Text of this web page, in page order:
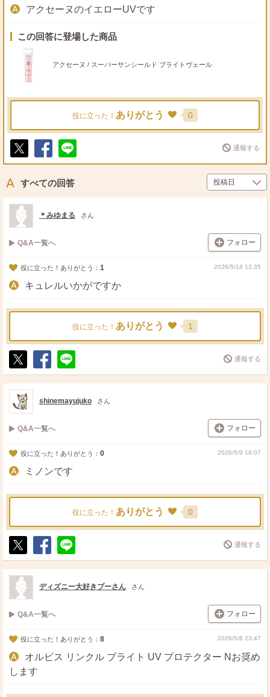
アクセーヌのイエローUVです
この回答に登場した商品
アクセーヌ / スーパーサンシールド ブライトヴェール
役に立った！ ありがとう 0
ポ
ト
シ
ア
送
通報する
すべての回答
＊みゆまる さん
Q&A一覧へ フォロー
役に立った！ありがとう： 1 2026/5/18 12:35
キュレルいかがですか
役に立った！ ありがとう 1
ポ
ス
ト
シ
ェ
送
る
通報する
shinemayujuko さん
Q&A一覧へ フォロー
役に立った！ありがとう： 0 2026/5/9 18:07
ミノンです
役に立った！ ありがとう 0
ポ
ス
ト
シ
ェ
送
る
通報する
ディズニー大好きプーさん さん
Q&A一覧へ フォロー
役に立った！ありがとう： 8 2026/5/8 23:47
オルビス リンクル ブライト UV プロテクター Nお奨め
します